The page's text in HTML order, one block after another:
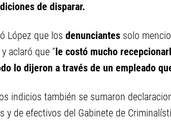
de disparar.
López que los denunciantes solo
y aclaró que “le costó mucho
lo dijeron a través de un empleado
indicios también se sumaron
y de efectivos del Gabinete de